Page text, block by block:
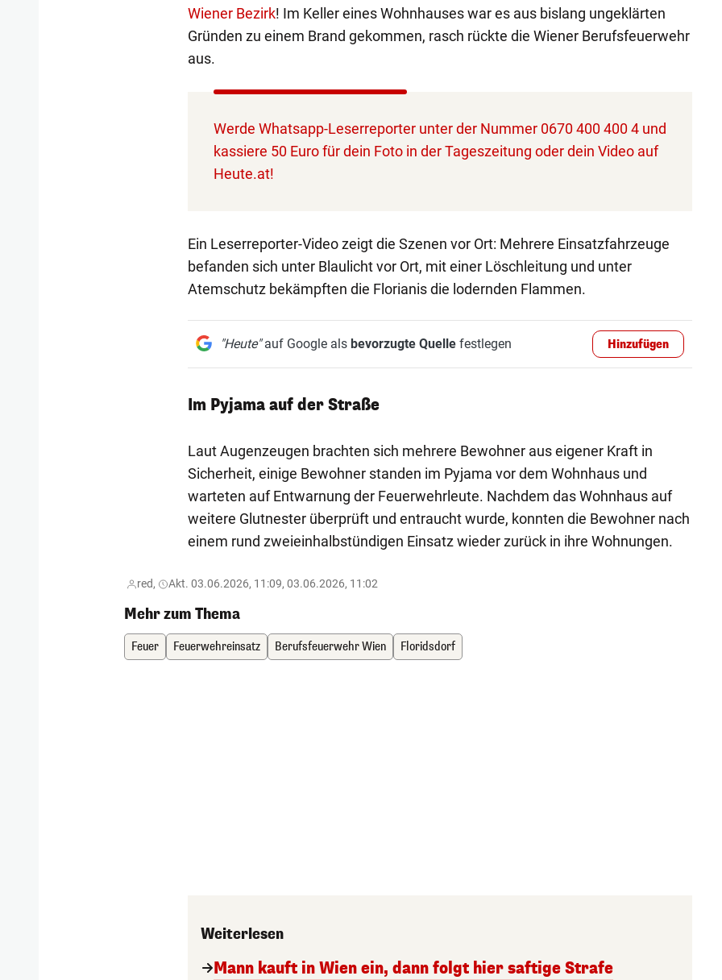
Wiener Bezirk! Im Keller eines Wohnhauses war es aus bislang ungeklärten
Gründen zu einem Brand gekommen, rasch rückte die Wiener Berufsfeuerwehr
aus.
Werde Whatsapp-Leserreporter unter der Nummer 0670 400 400 4 und
kassiere 50 Euro für dein Foto in der Tageszeitung oder dein Video auf
Heute.at!
Ein Leserreporter-Video zeigt die Szenen vor Ort: Mehrere Einsatzfahrzeuge
befanden sich unter Blaulicht vor Ort, mit einer Löschleitung und unter
Atemschutz bekämpften die Florianis die lodernden Flammen.
"Heute"auf Google als bevorzugte Quellefestlegen Hinzufügen
Im Pyjama auf der Straße
Laut Augenzeugen brachten sich mehrere Bewohner aus eigener Kraft in
Sicherheit, einige Bewohner standen im Pyjama vor dem Wohnhaus und
warteten auf Entwarnung der Feuerwehrleute. Nachdem das Wohnhaus auf
weitere Glutnester überprüft und entraucht wurde, konnten die Bewohner nach
einem rund zweieinhalbstündigen Einsatz wieder zurück in ihre Wohnungen.
red, Akt. 03.06.2026, 11:09, 03.06.2026, 11:02
Mehr zum Thema
Feuer Feuerwehreinsatz Berufsfeuerwehr Wien Floridsdorf
Weiterlesen
Mann kauft in Wien ein, dann folgt hier saftige Strafe